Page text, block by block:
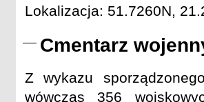
Lokalizacja: 51.7260N,
Cmentarz
Z wykazu
wówczas 356